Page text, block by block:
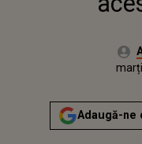
luni, 8 noiembrie 2021
Adaugă-ne